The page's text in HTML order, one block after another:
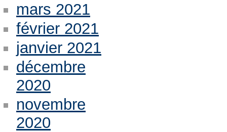
mars 2021
février 2021
janvier 2021
décembre
2020
novembre
2020